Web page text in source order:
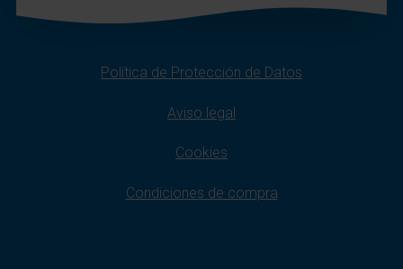
Política de Protección de Datos
Aviso legal
Cookies
Condiciones de compra